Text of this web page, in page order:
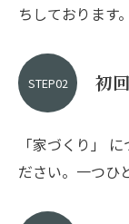
ちしております。
初
STEP02
「家づくり」
ださい。一つひ